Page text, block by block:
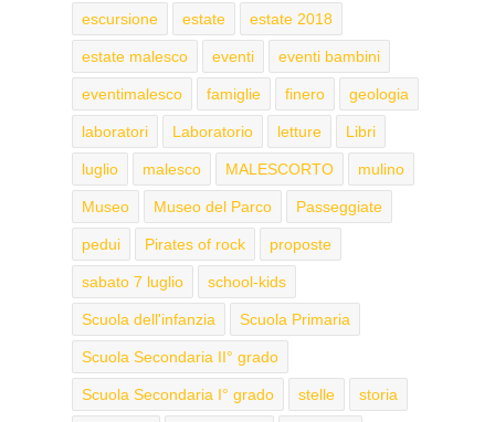
escursione estate estate 2018
estate malesco eventi eventi bambini
eventimalesco famiglie finero geologia
laboratori Laboratorio letture Libri
luglio malesco MALESCORTO mulino
Museo Museo del Parco Passeggiate
pedui Pirates of rock proposte
sabato 7 luglio school-kids
Scuola dell'infanzia Scuola Primaria
Scuola Secondaria II° grado
Scuola Secondaria I° grado stelle storia